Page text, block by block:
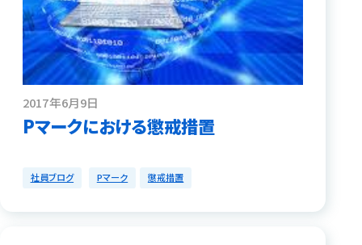
2017年6月9日
Pマークにおける懲戒措置
社員ブログ Pマーク 懲戒措置